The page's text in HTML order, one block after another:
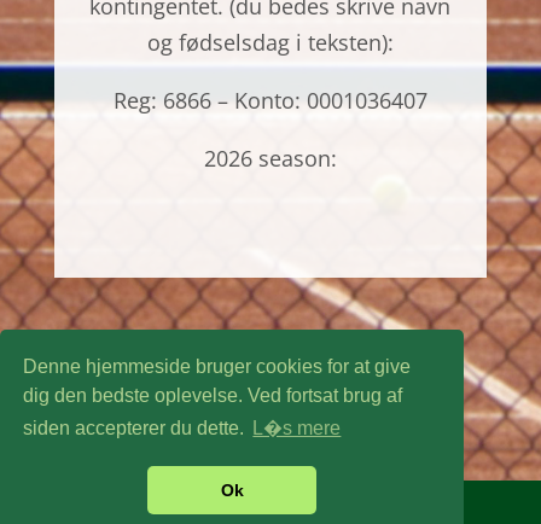
Denne hjemmeside bruger cookies for at give
dig den bedste oplevelse. Ved fortsat brug af
siden accepterer du dette.
L�s mere
Ok
kontingentet. (du bedes skrive navn
og fødselsdag i teksten):
Reg: 6866 – Konto: 0001036407
2026 season:
Sponsoreret afMarketingfabrikken.dk